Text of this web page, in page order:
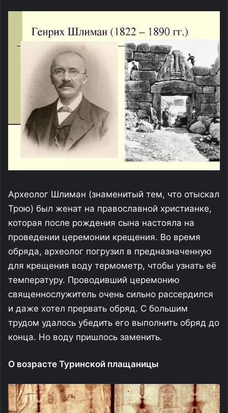
Археолог Шлиман (знаменитый тем, что отыскал
Трою) был женат на православной христианке,
которая после рождения сына настояла на
проведении церемонии крещения. Во время
обряда, археолог погрузил в предназначенную
для крещения воду термометр, чтобы узнать её
температуру. Проводивший церемонию
священнослужитель очень сильно рассердился
и даже хотел прервать обряд. С большим
трудом удалось убедить его выполнить обряд до
конца. Но воду пришлось заменить.
О возрасте Туринской плащаницы